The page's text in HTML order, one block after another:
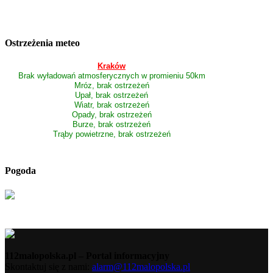
Ostrzeżenia meteo
Kraków
Brak wyładowań atmosferycznych w promieniu 50km
Mróz, brak ostrzeżeń
Upał, brak ostrzeżeń
Wiatr, brak ostrzeżeń
Opady, brak ostrzeżeń
Burze, brak ostrzeżeń
Trąby powietrzne, brak ostrzeżeń
Pogoda
alarm@112malopolska.pl